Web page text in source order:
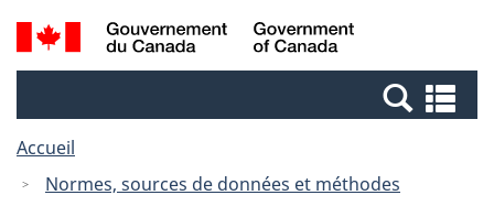
Passer
au
Passer
à
Canada
Recherche
et
et
Accueil
Normes, sources de données et méthodes